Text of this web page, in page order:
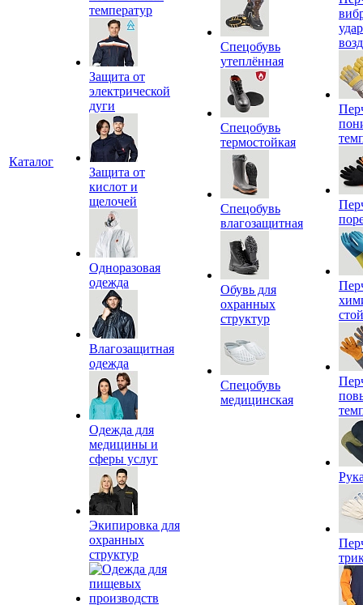
Каталог
температур
Защита от
электрической
дуги
Защита от
кислот и
щелочей
Одноразовая
одежда
Влагозащитная
одежда
Одежда для
медицины и
сферы услуг
Экипировка для
охранных
структур
Спецобувь
утеплённая
Спецобувь
термостойкая
Спецобувь
влагозащитная
Обувь для
охранных
структур
Спецобувь
медицинская